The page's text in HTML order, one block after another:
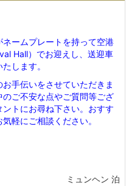
ネームプレートを持って空港
Hall）でお迎えし、送迎車
します。
手伝いをさせていただきま
ご不安な点やご質問等ござ
トにお尋ね下さい。おすす
軽にご相談ください。
ミュンヘン 泊